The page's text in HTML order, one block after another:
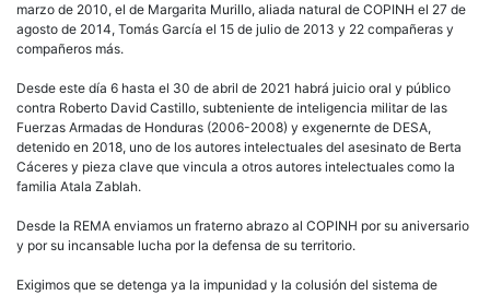
marzo de 2010, el de Margarita Murillo, aliada natural de COPINH el 27 de
agosto de 2014, Tomás García el 15 de julio de 2013 y 22 compañeras y
compañeros más.
Desde este día 6 hasta el 30 de abril de 2021 habrá juicio oral y público
contra Roberto David Castillo, subteniente de inteligencia militar de las
Fuerzas Armadas de Honduras (2006-2008) y exgenernte de DESA,
detenido en 2018, uno de los autores intelectuales del asesinato de Berta
Cáceres y pieza clave que vincula a otros autores intelectuales como la
familia Atala Zablah.
Desde la REMA enviamos un fraterno abrazo al COPINH por su aniversario
y por su incansable lucha por la defensa de su territorio.
Exigimos que se detenga ya la impunidad y la colusión del sistema de